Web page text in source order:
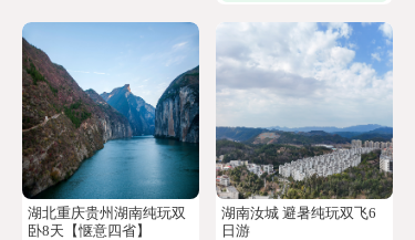
湖北重庆贵州湖南纯玩双
卧8天【惬意四省】
湖南汝城 避暑纯玩双飞6
日游